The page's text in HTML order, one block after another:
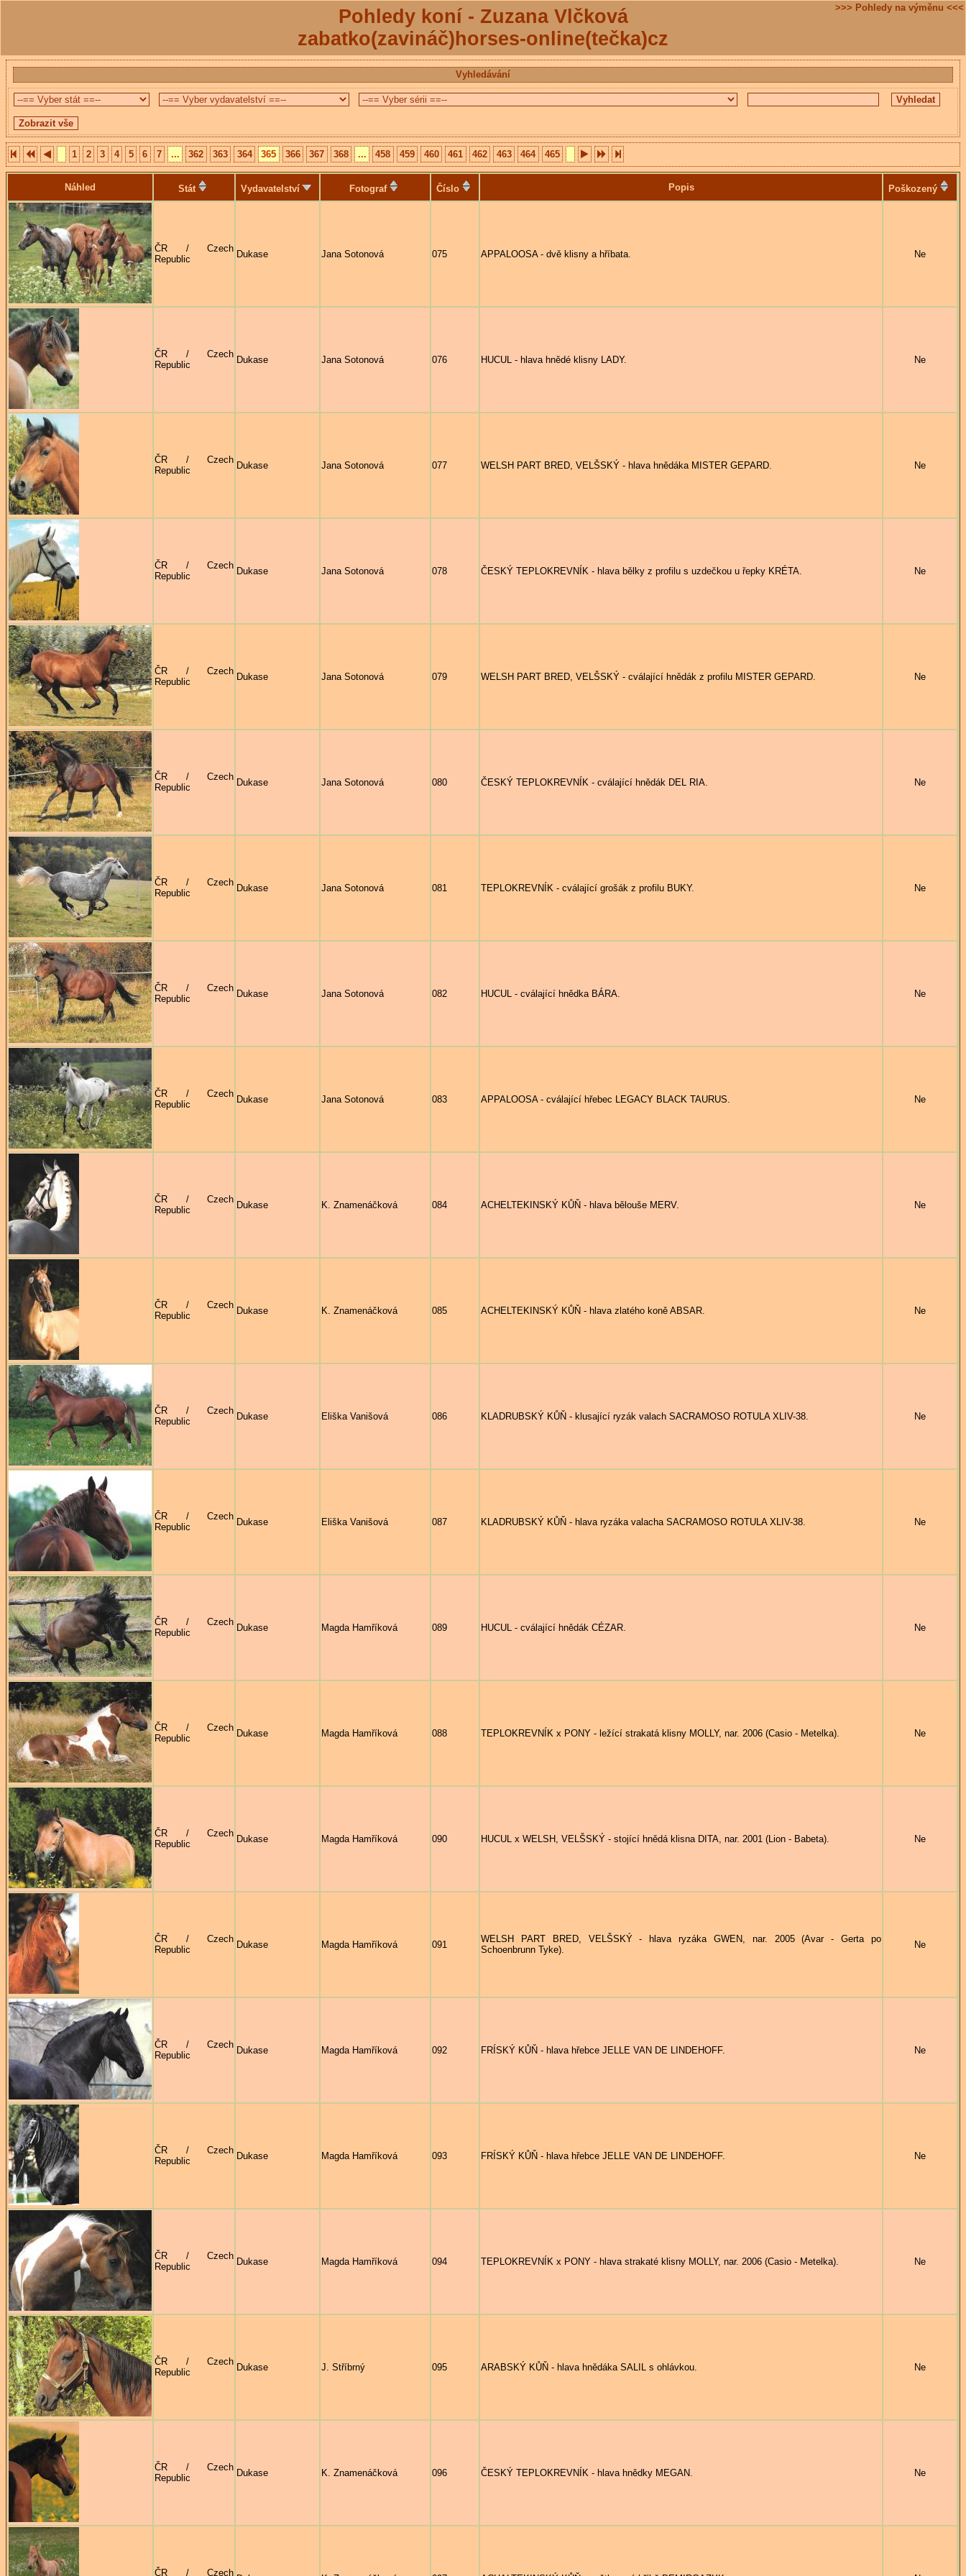
Pohledy koní - Zuzana Vlčková
zabatko(zavináč)horses-online(tečka)cz
>>> Pohledy na výměnu <<<
Vyhledávání
1 2 3 4 5 6 7 ... 362 363 364 365 366 367 368 ... 458 459 460 461 462 463 464 465
Náhled Stát Vydavatelství Fotograf Číslo Popis Poškozený
ČR / Czech
Republic
Dukase Jana Sotonová 075 APPALOOSA - dvě klisny a hříbata. Ne
ČR / Czech
Republic
Dukase Jana Sotonová 076 HUCUL - hlava hnědé klisny LADY. Ne
ČR / Czech
Republic
Dukase Jana Sotonová 077 WELSH PART BRED, VELŠSKÝ - hlava hnědáka MISTER GEPARD. Ne
ČR / Czech
Republic
Dukase Jana Sotonová 078 ČESKÝ TEPLOKREVNÍK - hlava bělky z profilu s uzdečkou u řepky KRÉTA. Ne
ČR / Czech
Republic
Dukase Jana Sotonová 079 WELSH PART BRED, VELŠSKÝ - cválající hnědák z profilu MISTER GEPARD. Ne
ČR / Czech
Republic
Dukase Jana Sotonová 080 ČESKÝ TEPLOKREVNÍK - cválající hnědák DEL RIA. Ne
ČR / Czech
Republic
Dukase Jana Sotonová 081 TEPLOKREVNÍK - cválající grošák z profilu BUKY. Ne
ČR / Czech
Republic
Dukase Jana Sotonová 082 HUCUL - cválající hnědka BÁRA. Ne
ČR / Czech
Republic
Dukase Jana Sotonová 083 APPALOOSA - cválající hřebec LEGACY BLACK TAURUS. Ne
ČR / Czech
Republic
Dukase K. Znamenáčková 084 ACHELTEKINSKÝ KŮŇ - hlava bělouše MERV. Ne
ČR / Czech
Republic
Dukase K. Znamenáčková 085 ACHELTEKINSKÝ KŮŇ - hlava zlatého koně ABSAR. Ne
ČR / Czech
Republic
Dukase Eliška Vanišová 086 KLADRUBSKÝ KŮŇ - klusající ryzák valach SACRAMOSO ROTULA XLIV-38. Ne
ČR / Czech
Republic
Dukase Eliška Vanišová 087 KLADRUBSKÝ KŮŇ - hlava ryzáka valacha SACRAMOSO ROTULA XLIV-38. Ne
ČR / Czech
Republic
Dukase Magda Hamříková 089 HUCUL - cválající hnědák CÉZAR. Ne
ČR / Czech
Republic
Dukase Magda Hamříková 088 TEPLOKREVNÍK x PONY - ležící strakatá klisny MOLLY, nar. 2006 (Casio - Metelka). Ne
ČR / Czech
Republic
Dukase Magda Hamříková 090 HUCUL x WELSH, VELŠSKÝ - stojící hnědá klisna DITA, nar. 2001 (Lion - Babeta). Ne
ČR / Czech
Republic
Dukase Magda Hamříková 091
WELSH PART BRED, VELŠSKÝ - hlava ryzáka GWEN, nar. 2005 (Avar - Gerta po
Schoenbrunn Tyke).
Ne
ČR / Czech
Republic
Dukase Magda Hamříková 092 FRÍSKÝ KŮŇ - hlava hřebce JELLE VAN DE LINDEHOFF. Ne
ČR / Czech
Republic
Dukase Magda Hamříková 093 FRÍSKÝ KŮŇ - hlava hřebce JELLE VAN DE LINDEHOFF. Ne
ČR / Czech
Republic
Dukase Magda Hamříková 094 TEPLOKREVNÍK x PONY - hlava strakaté klisny MOLLY, nar. 2006 (Casio - Metelka). Ne
ČR / Czech
Republic
Dukase J. Stříbrný 095 ARABSKÝ KŮŇ - hlava hnědáka SALIL s ohlávkou. Ne
ČR / Czech
Republic
Dukase K. Znamenáčková 096 ČESKÝ TEPLOKREVNÍK - hlava hnědky MEGAN. Ne
ČR / Czech